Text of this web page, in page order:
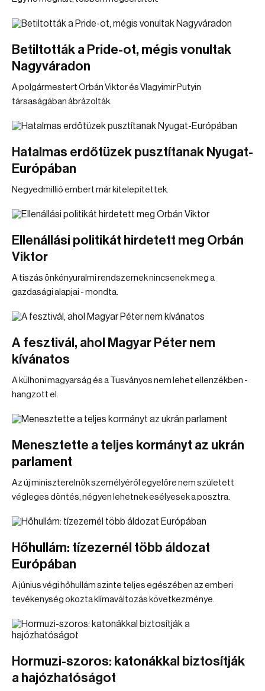
Betiltották a Pride-ot, mégis vonultak
Nagyváradon
A polgármestert Orbán Viktor és Vlagyimir Putyin
társaságában ábrázolták.
Hatalmas erdőtüzek pusztítanak Nyugat-
Európában
Negyedmillió embert már kitelepítettek.
Ellenállási politikát hirdetett meg Orbán
Viktor
A tiszás önkényuralmi rendszernek nincsenek meg a
gazdasági alapjai - mondta.
A fesztivál, ahol Magyar Péter nem
kívánatos
A külhoni magyarság és a Tusványos nem lehet ellenzékben -
hangzott el.
Menesztette a teljes kormányt az ukrán
parlament
Az új miniszterelnök személyéről egyelőre nem született
végleges döntés, négyen lehetnek esélyesek a posztra.
Hőhullám: tízezernél több áldozat
Európában
A június végi hőhullám szinte teljes egészében az emberi
tevékenység okozta klímaváltozás következménye.
Hormuzi-szoros: katonákkal biztosítják
a hajózhatóságot